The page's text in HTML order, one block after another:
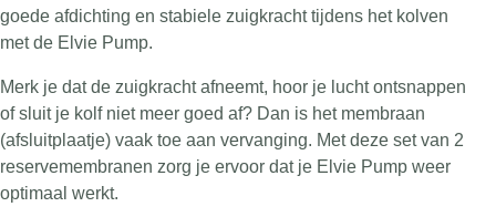
goede afdichting en stabiele zuigkracht tijdens het kolven
met de Elvie Pump.
Merk je dat de zuigkracht afneemt, hoor je lucht ontsnappen
of sluit je kolf niet meer goed af? Dan is het membraan
(afsluitplaatje) vaak toe aan vervanging. Met deze set van 2
reservemembranen zorg je ervoor dat je Elvie Pump weer
optimaal werkt.